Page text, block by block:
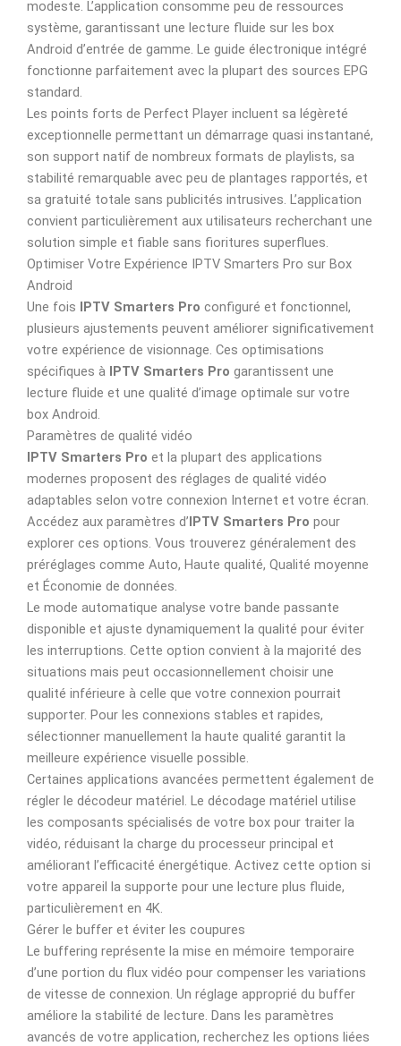
modeste. L’application consomme peu de ressources
système, garantissant une lecture fluide sur les box
Android d’entrée de gamme. Le guide électronique intégré
fonctionne parfaitement avec la plupart des sources EPG
standard.
Les points forts de Perfect Player incluent sa légèreté
exceptionnelle permettant un démarrage quasi instantané,
son support natif de nombreux formats de playlists, sa
stabilité remarquable avec peu de plantages rapportés, et
sa gratuité totale sans publicités intrusives. L’application
convient particulièrement aux utilisateurs recherchant une
solution simple et fiable sans fioritures superflues.
Optimiser Votre Expérience IPTV Smarters Pro sur Box
Android
Une fois IPTV Smarters Pro configuré et fonctionnel,
plusieurs ajustements peuvent améliorer significativement
votre expérience de visionnage. Ces optimisations
spécifiques à IPTV Smarters Pro garantissent une
lecture fluide et une qualité d’image optimale sur votre
box Android.
Paramètres de qualité vidéo
IPTV Smarters Pro et la plupart des applications
modernes proposent des réglages de qualité vidéo
adaptables selon votre connexion Internet et votre écran.
Accédez aux paramètres d’IPTV Smarters Pro pour
explorer ces options. Vous trouverez généralement des
préréglages comme Auto, Haute qualité, Qualité moyenne
et Économie de données.
Le mode automatique analyse votre bande passante
disponible et ajuste dynamiquement la qualité pour éviter
les interruptions. Cette option convient à la majorité des
situations mais peut occasionnellement choisir une
qualité inférieure à celle que votre connexion pourrait
supporter. Pour les connexions stables et rapides,
sélectionner manuellement la haute qualité garantit la
meilleure expérience visuelle possible.
Certaines applications avancées permettent également de
régler le décodeur matériel. Le décodage matériel utilise
les composants spécialisés de votre box pour traiter la
vidéo, réduisant la charge du processeur principal et
améliorant l’efficacité énergétique. Activez cette option si
votre appareil la supporte pour une lecture plus fluide,
particulièrement en 4K.
Gérer le buffer et éviter les coupures
Le buffering représente la mise en mémoire temporaire
d’une portion du flux vidéo pour compenser les variations
de vitesse de connexion. Un réglage approprié du buffer
améliore la stabilité de lecture. Dans les paramètres
avancés de votre application, recherchez les options liées